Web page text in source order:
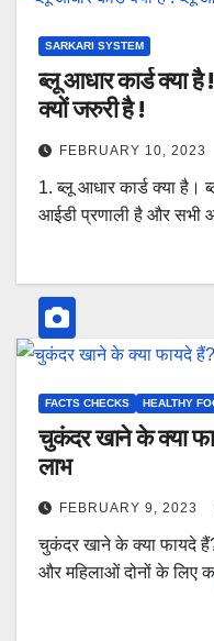
SARKARI SYSTEM
ब्लू आधार कार्ड क्या
क्यों जरुरी है !
FEBRUARY 10, 2023
1. ब्लू आधार कार्ड क्या है।
आईडी प्रणाली है और सभी
FACTS CHECKS HEALTHY
चुकंदर खाने के क्या
लाभ
FEBRUARY 9, 2023
चुकंदर खाने के क्या फायदे
और महिलाओं दोनों के लिए